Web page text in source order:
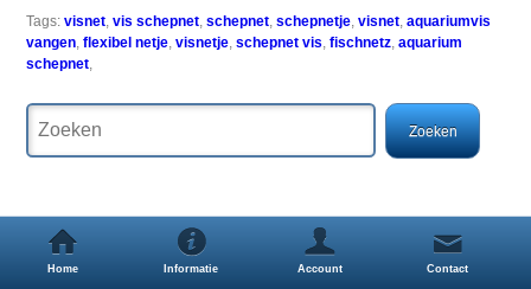
een
flinke
opgave
vooral
bij
vissen.
Een
Tags: visnet,vis schepnet,schepnet,schepnetje,visnet,aquariumvis
vangen,flexibel netje,visnetje,schepnet vis,fischnetz,aquarium
schepnet,
Home Informatie Account Contact